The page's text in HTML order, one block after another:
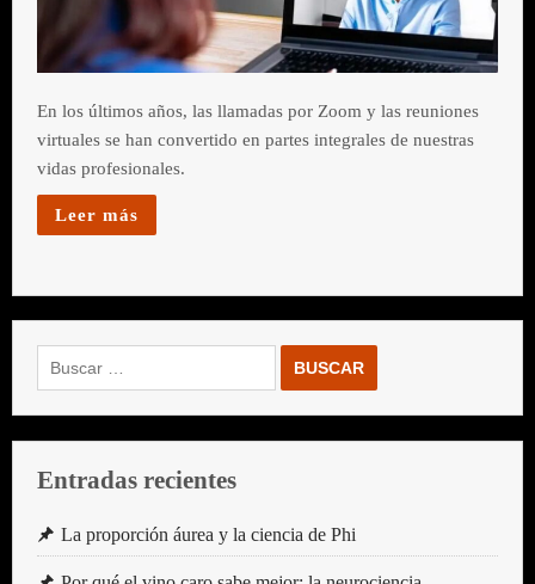
En los últimos años, las llamadas por Zoom y las reuniones
virtuales se han convertido en partes integrales de nuestras
vidas profesionales.
Leer más
Entradas recientes
La proporción áurea y la ciencia de Phi